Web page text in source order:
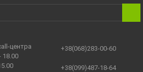
центра
18.00
+38(068)283-00-60
+38(099)487-18-64